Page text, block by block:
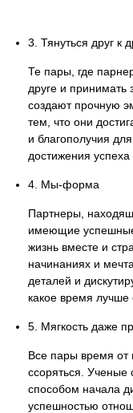
3. Тянуться друг к
Те пары, где
друге и принимать
создают прочную
тем, что они
и благополучия
достижения
4. Мы-форма
Партнеры,
имеющие
жизнь вместе и
начинаниях и
деталей и
какое время
5. Мягкость даже
Все пары время от
ссоряться.
способом начала
успешностью